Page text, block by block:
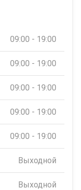
09:00 - 19:00
09:00 - 19:00
09:00 - 19:00
09:00 - 19:00
09:00 - 19:00
Выходной
Выходной